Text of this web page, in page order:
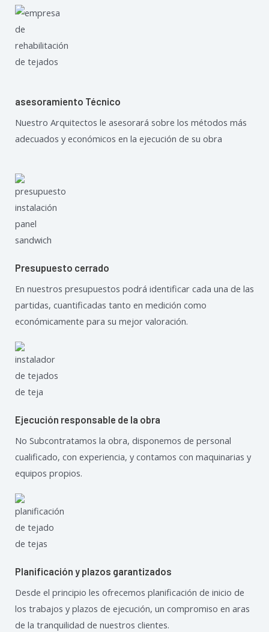
asesoramiento Técnico
Nuestro Arquitectos le asesorará sobre los métodos más
adecuados y económicos en la ejecución de su obra
Presupuesto cerrado
En nuestros presupuestos podrá identificar cada una de las
partidas, cuantificadas tanto en medición como
económicamente para su mejor valoración.
Ejecución responsable de la obra
No Subcontratamos la obra, disponemos de personal
cualificado, con experiencia, y contamos con maquinarias y
equipos propios.
Planificación y plazos garantizados
Desde el principio les ofrecemos planificación de inicio de
los trabajos y plazos de ejecución, un compromiso en aras
de la tranquilidad de nuestros clientes.